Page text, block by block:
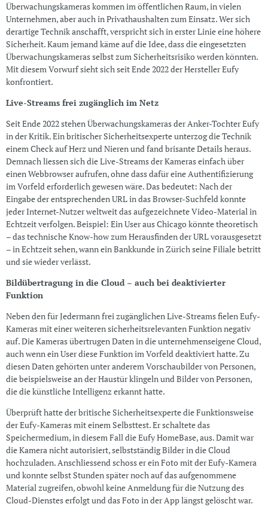
Überwachungskameras kommen im öffentlichen Raum, in vielen
Unternehmen, aber auch in Privathaushalten zum Einsatz. Wer sich
derartige Technik anschafft, verspricht sich in erster Linie eine höhere
Sicherheit. Kaum jemand käme auf die Idee, dass die eingesetzten
Überwachungskameras selbst zum Sicherheitsrisiko werden könnten.
Mit diesem Vorwurf sieht sich seit Ende 2022 der Hersteller Eufy
konfrontiert.
Live-Streams frei zugänglich im Netz
Seit Ende 2022 stehen Überwachungskameras der Anker-Tochter Eufy
in der Kritik. Ein britischer Sicherheitsexperte unterzog die Technik
einem Check auf Herz und Nieren und fand brisante Details heraus.
Demnach liessen sich die Live-Streams der Kameras einfach über
einen Webbrowser aufrufen, ohne dass dafür eine Authentifizierung
im Vorfeld erforderlich gewesen wäre. Das bedeutet: Nach der
Eingabe der entsprechenden URL in das Browser-Suchfeld konnte
jeder Internet-Nutzer weltweit das aufgezeichnete Video-Material in
Echtzeit verfolgen. Beispiel: Ein User aus Chicago könnte theoretisch
– das technische Know-how zum Herausfinden der URL vorausgesetzt
– in Echtzeit sehen, wann ein Bankkunde in Zürich seine Filiale betritt
und sie wieder verlässt.
Bildübertragung in die Cloud – auch bei deaktivierter
Funktion
Neben den für Jedermann frei zugänglichen Live-Streams fielen Eufy-
Kameras mit einer weiteren sicherheitsrelevanten Funktion negativ
auf. Die Kameras übertrugen Daten in die unternehmenseigene Cloud,
auch wenn ein User diese Funktion im Vorfeld deaktiviert hatte. Zu
diesen Daten gehörten unter anderem Vorschaubilder von Personen,
die beispielsweise an der Haustür klingeln und Bilder von Personen,
die die künstliche Intelligenz erkannt hatte.
Überprüft hatte der britische Sicherheitsexperte die Funktionsweise
der Eufy-Kameras mit einem Selbsttest. Er schaltete das
Speichermedium, in diesem Fall die Eufy HomeBase, aus. Damit war
die Kamera nicht autorisiert, selbstständig Bilder in die Cloud
hochzuladen. Anschliessend schoss er ein Foto mit der Eufy-Kamera
und konnte selbst Stunden später noch auf das aufgenommene
Material zugreifen, obwohl keine Anmeldung für die Nutzung des
Cloud-Dienstes erfolgt und das Foto in der App längst gelöscht war.